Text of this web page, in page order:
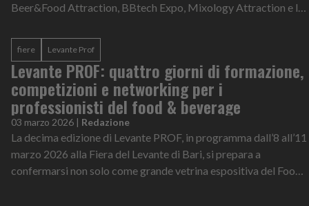
Beer&Food Attraction, BBtech Expo, Mixology Attraction e le
fiere Levante Prof
Levante PROF: quattro giorni di formazione,
competizioni e networking per i
professionisti del food & beverage
03 marzo 2026 | Redazione
La decima edizione di Levante PROF, in programma dall’8 all’11
marzo 2026 alla Fiera del Levante di Bari, si prepara a
confermarsi non solo come grande vetrina espositiva del Food